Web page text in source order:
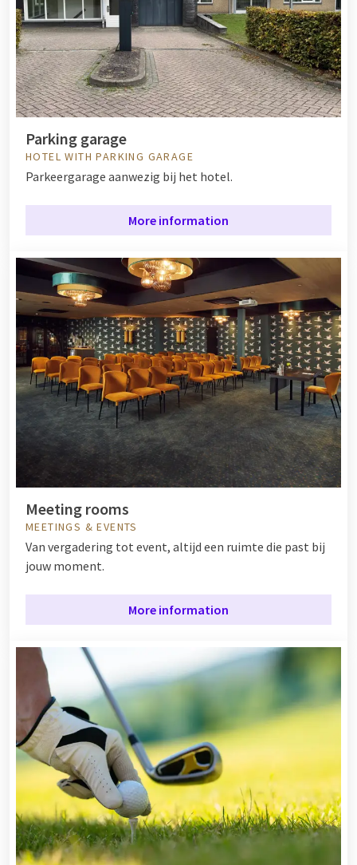
Parking garage
HOTEL WITH PARKING GARAGE
Parkeergarage aanwezig bij het hotel.
More information
Meeting rooms
MEETINGS & EVENTS
Van vergadering tot event, altijd een ruimte die past bij
jouw moment.
More information